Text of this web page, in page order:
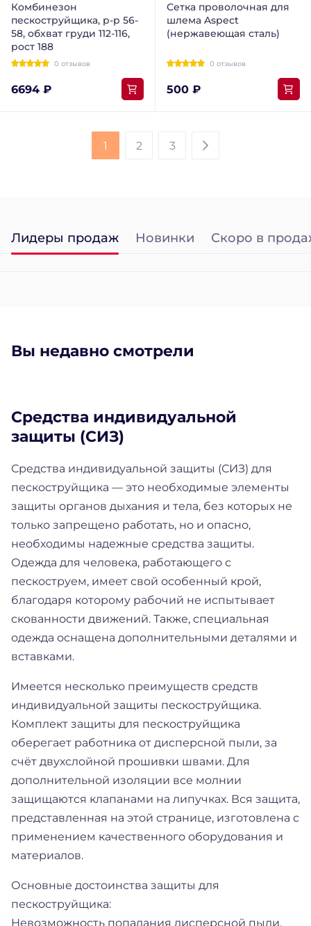
Комбинезон
пескоструйщика, р-р 56-
58, обхват груди 112-116,
рост 188
0 отзывов
6694 ₽
Сетка проволочная для
шлема Aspect
(нержавеющая сталь)
0 отзывов
500 ₽
1 2 3
Лидеры продаж Новинки Скоро в
Вы недавно смотрели
Средства индивидуальной
защиты (СИЗ)
Средства индивидуальной защиты (СИЗ) для
пескоструйщика — это необходимые элементы
защиты органов дыхания и тела, без которых не
только запрещено работать, но и опасно,
необходимы надежные средства защиты.
Одежда для человека, работающего с
пескоструем, имеет свой особенный крой,
благодаря которому рабочий не испытывает
скованности движений. Также, специальная
одежда оснащена дополнительными деталями и
вставками.
Имеется несколько преимуществ средств
индивидуальной защиты пескоструйщика.
Комплект защиты для пескоструйщика
оберегает работника от дисперсной пыли, за
счёт двухслойной прошивки швами. Для
дополнительной изоляции все молнии
защищаются клапанами на липучках. Вся защита,
представленная на этой странице, изготовлена с
применением качественного оборудования и
материалов.
Основные достоинства защиты для
пескоструйщика:
Невозможность попадания дисперсной пыли.